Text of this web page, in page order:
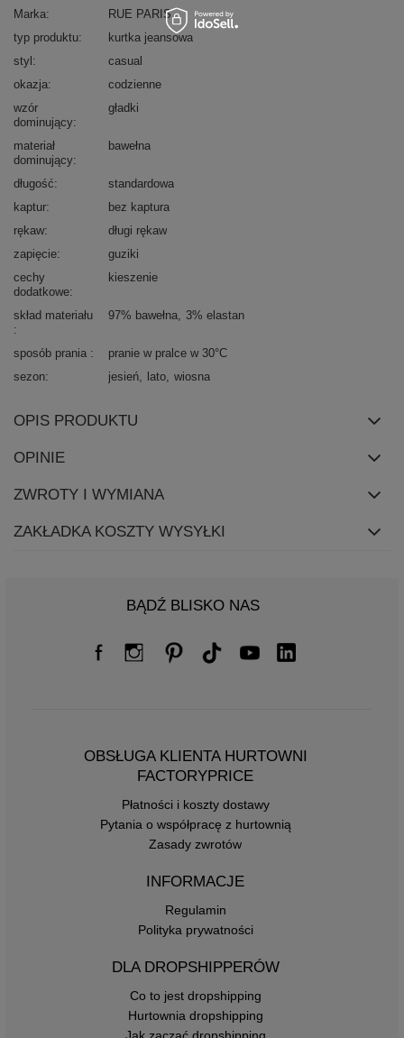
Marka
RUE PARIS
typ produktu
kurtka jeansowa
styl
casual
okazja
codzienne
wzór
dominujący
gładki
materiał
dominujący
bawełna
długość
standardowa
kaptur
bez kaptura
rękaw
długi rękaw
zapięcie
guziki
cechy
dodatkowe
kieszenie
skład materiału 97% bawełna 3% elastan
sposób prania
pranie w pralce w 30°C
sezon
jesień lato wiosna
OPIS PRODUKTU
OPINIE
ZWROTY I WYMIANA
ZAKŁADKA KOSZTY WYSYŁKI
BĄDŹ BLISKO NAS
OBSŁUGA KLIENTA HURTOWNI
FACTORYPRICE
Płatności i koszty dostawy
Pytania o współpracę z hurtownią
Zasady zwrotów
INFORMACJE
Regulamin
Polityka prywatności
DLA DROPSHIPPERÓW
Co to jest dropshipping
Hurtownia dropshipping